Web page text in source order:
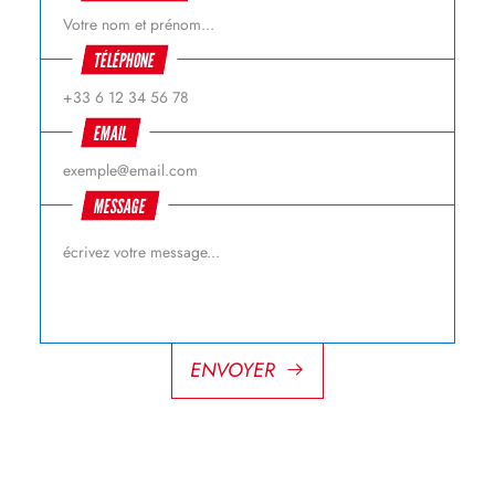
TÉLÉPHONE
EMAIL
MESSAGE
ENVOYER